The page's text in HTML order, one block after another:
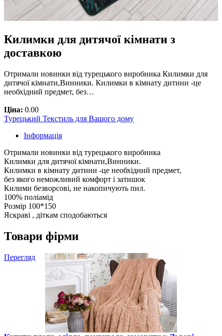
Килимки для дитячої кімнати з
доставкою
Отримали новинки від турецького виробника Килимки для
дитячої кімнати,Винники. Килимки в кімнату дитини -це
необхідний предмет, без…
Ціна: 0.00
Турецький Текстиль для Вашого дому
Інформація
Отримали новинки від турецького виробника
Килимки для дитячої кімнати,Винники.
Килимки в кімнату дитини -це необхідний предмет,
без якого неможливий комфорт і затишок
Килими безворсові, не накопичують пил.
100% поліамід
Розмір 100*150
Яскраві , діткам сподобаються
Товари фірми
Перегляд